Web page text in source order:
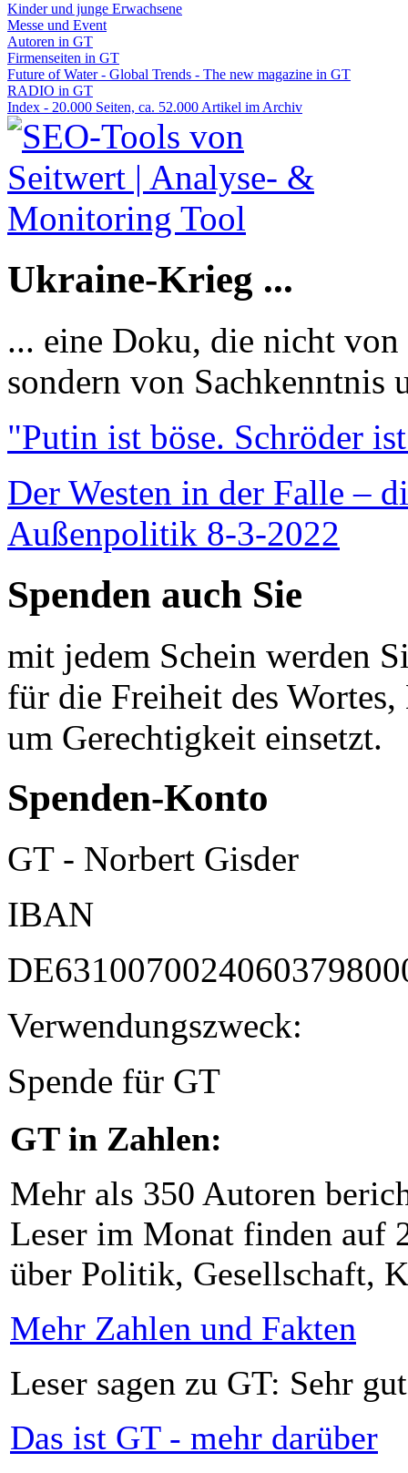
Kinder und junge Erwachsene
Messe und Event
Autoren in GT
Firmenseiten in GT
Future of Water - Global Trends - The new magazine in GT
RADIO in GT
Index - 20.000 Seiten, ca. 52.000 Artikel im Archiv
Ukraine-Krieg ...
... eine Doku, die nicht
sondern von Sachkenntnis
"Putin ist böse. Schröder
Der Westen in der Falle –
Außenpolitik 8-3-2022
Spenden auch Sie
mit jedem Schein werden
für die Freiheit des
um Gerechtigkeit einsetzt.
Spenden-Konto
GT - Norbert Gisder
IBAN
Verwendungszweck:
Spende für GT
GT in Zahlen:
Mehr als 350 Autoren
Leser im Monat finden auf
über Politik, Gesellschaft,
Mehr Zahlen und Fakten
Leser sagen zu GT: Sehr
Das ist GT - mehr darüber